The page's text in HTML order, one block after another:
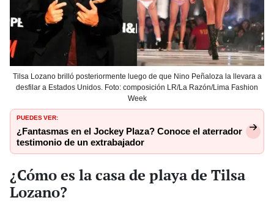
Tilsa Lozano brilló posteriormente luego de que Nino Peñaloza la llevara a
desfilar a Estados Unidos. Foto: composición LR/La Razón/Lima Fashion
Week
PUEDES VER:
¿Fantasmas en el Jockey Plaza? Conoce el aterrador
testimonio de un extrabajador
¿Cómo es la casa de playa de Tilsa
Lozano?